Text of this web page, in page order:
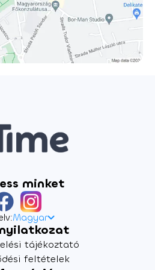
humorral és keserű éleslátással
világháború derekán
idézetek, úgy, mint a
részlet megférnek egy-egy
katonainduló vagy
minket
Magyar
tájékoztató
feltételek